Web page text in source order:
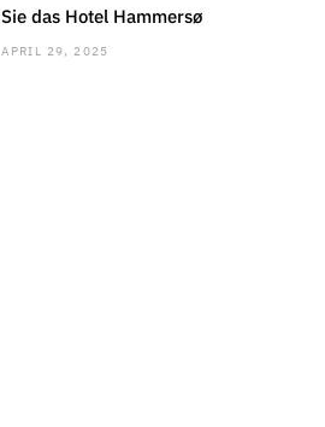
das Hotel Hammersø
APRIL 29, 2025